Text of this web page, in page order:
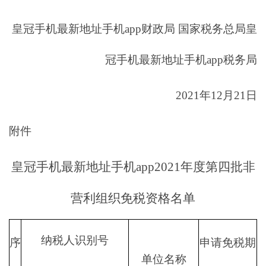
皇冠手机最新地址手机app财政局 国家税务总局皇
冠手机最新地址手机app税务局
2021年12月21日
附件
皇冠手机最新地址手机app2021年度第四批非
营利组织免税资格名单
序 纳税人识别号
单位名称
申请免税期